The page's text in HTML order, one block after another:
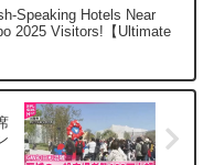
Speaking Hotels Near
2025 Visitors!【Ultimate